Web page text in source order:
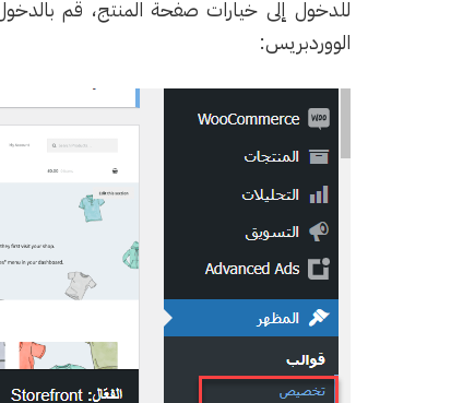
للدخول إلى خيارات صفحة المنتج، قم
الووردبريس: